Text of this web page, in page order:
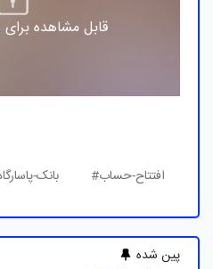
قابل مشاهده برای
افتتاح-حساب# بانک-
پین شده